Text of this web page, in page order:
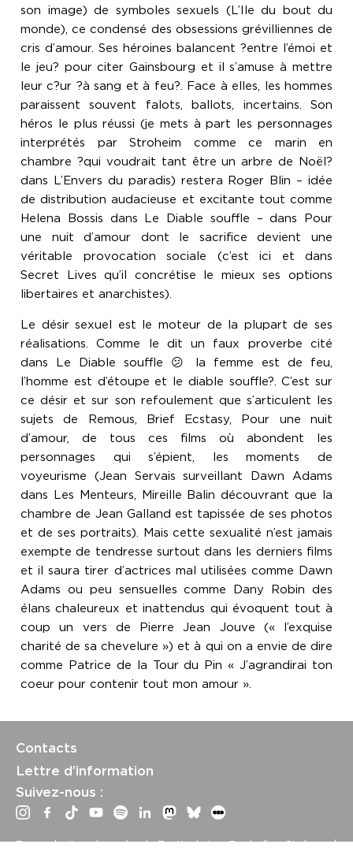
son image) de symboles sexuels (L’Ile du bout du
monde), ce condensé des obsessions grévilliennes de
cris d’amour. Ses héroines balancent ?entre l’émoi et
le jeu? pour citer Gainsbourg et il s’amuse à mettre
leur c?ur ?à sang et à feu?. Face à elles, les hommes
paraissent souvent falots, ballots, incertains. Son
héros le plus réussi (je mets à part les personnages
interprétés par Stroheim comme ce marin en
chambre ?qui voudrait tant être un arbre de Noël?
dans L’Envers du paradis) restera Roger Blin – idée
de distribution audacieuse et excitante tout comme
Helena Bossis dans Le Diable souffle – dans Pour
une nuit d’amour dont le sacrifice devient une
véritable provocation sociale (c’est ici et dans
Secret Lives qu’il concrétise le mieux ses options
libertaires et anarchistes).
Le désir sexuel est le moteur de la plupart de ses
réalisations. Comme le dit un faux proverbe cité
dans Le Diable souffle 😕 la femme est de feu,
l’homme est d’étoupe et le diable souffle?. C’est sur
ce désir et sur son refoulement que s’articulent les
sujets de Remous, Brief Ecstasy, Pour une nuit
d’amour, de tous ces films où abondent les
personnages qui s’épient, les moments de
voyeurisme (Jean Servais surveillant Dawn Adams
dans Les Menteurs, Mireille Balin découvrant que la
chambre de Jean Galland est tapissée de ses photos
et de ses portraits). Mais cette sexualité n’est jamais
exempte de tendresse surtout dans les derniers films
et il saura tirer d’actrices mal utilisées comme Dawn
Adams ou peu sensuelles comme Dany Robin des
élans chaleureux et inattendus qui évoquent tout à
coup un vers de Pierre Jean Jouve (« l’exquise
charité de sa chevelure ») et à qui on a envie de dire
comme Patrice de la Tour du Pin « J’agrandirai ton
coeur pour contenir tout mon amour ».
Contacts
Lettre d’information
Suivez-nous :
Tous droits réservés | Festival La Rochelle Cinéma |